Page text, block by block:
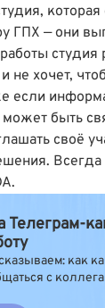
которая
ГПХ — они
не хочет,
если
быть
своё
Телеграм-
как
с